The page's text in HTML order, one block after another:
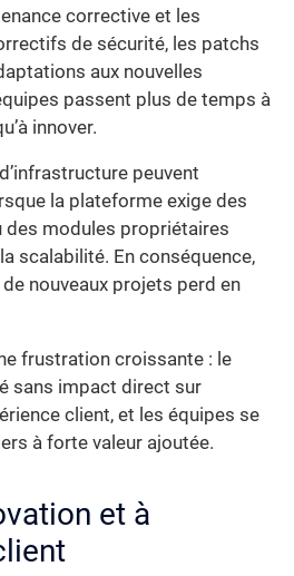
corrective et les
de sécurité, les patchs
aux nouvelles
passent plus de temps à
innover.
peuvent
la plateforme exige des
des modules propriétaires
scalabilité. En conséquence,
nouveaux projets perd en
frustration croissante : le
sans impact direct sur
client, et les équipes se
à forte valeur ajoutée.
et à